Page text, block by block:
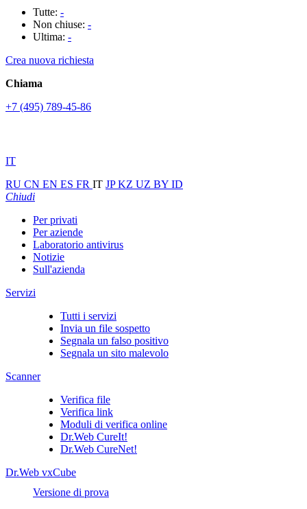
Tutte: -
Non chiuse: -
Ultima: -
Crea nuova richiesta
Chiama
+7 (495) 789-45-86
IT
RU CN EN ES FR IT JPKZ UZ BY ID
Chiudi
Per privati
Per aziende
Laboratorio antivirus
Notizie
Sull'azienda
Servizi
Tutti i servizi
Invia un file sospetto
Segnala un falso positivo
Segnala un sito malevolo
Scanner
Verifica file
Verifica link
Moduli di verifica online
Dr.Web CureIt!
Dr.Web CureNet!
Dr.Web vxCube
Versione di prova